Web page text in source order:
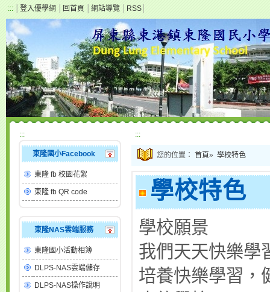
::: 登入優學網 回首頁 網站導覽 RSS
:::
東隆國小Facebook
東隆 fb 校園花絮
東隆 fb QR code
東隆NAS雲端服務
東隆國小活動相簿
DLPS-NAS雲端儲存
DLPS-NAS操作說明
:::
您的位置： 首頁» 學校特色
學校特色
學校願景
我們天天快樂
培養快樂學習，